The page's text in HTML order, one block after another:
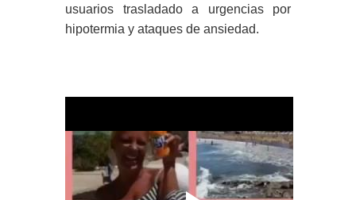
usuarios trasladado a urgencias por
hipotermia y ataques de ansiedad.